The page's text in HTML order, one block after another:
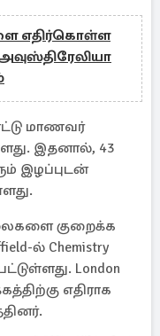
எதிர்கொள்ள
மாணவர்
இதனால், 43
இழப்புடன்
குறைக்க
ல் Chemistry
London
எதிராக